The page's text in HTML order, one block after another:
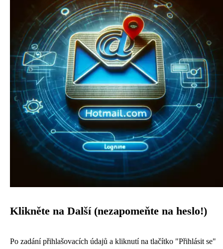
Klikněte na Další (nezapomeňte na heslo!)
Po zadání přihlašovacích údajů a kliknutí na tlačítko "Přihlásit se"